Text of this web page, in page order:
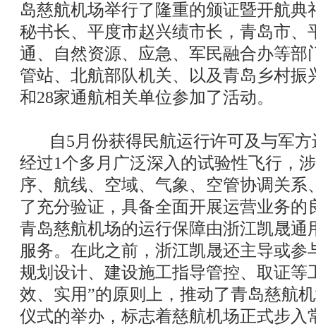
岛慈航机场举行了隆重的颁证暨开航典
秘书长、平度市赵兴绩市长，青岛市、
通、自然资源、应急、军民融合办等部
管站、北航部队机关、以及青岛乡村振
和28家通航相关单位参加了活动。
自5月份获得民航运行许可及与军方
经过1个多月广泛深入的试验性飞行，
序、航线、空域、气象、空管协调关系
了充分验证，具备全面开展运营业务的
青岛慈航机场的运行保障由浙江凯晟通
服务。在此之前，浙江凯晟还主导或参
规划设计、建设施工指导管控、取证等
效、实用”的原则上，推动了青岛慈航
仪式的举办，标志着慈航机场正式步入